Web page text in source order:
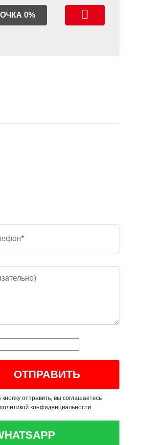
0%
отправить, вы соглашаетесь
политикой конфиденциальности